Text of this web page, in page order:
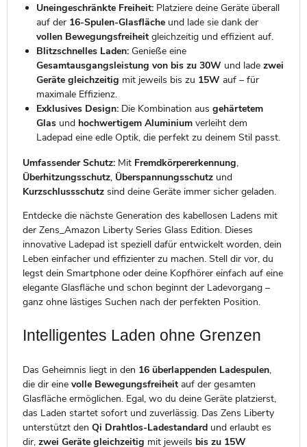
Uneingeschränkte Freiheit:Platziere deine Geräte überall
auf der 16-Spulen-Glasflächeund lade sie dank der
vollen Bewegungsfreiheitgleichzeitig und effizient auf.
Blitzschnelles Laden:Genieße eine
Gesamtausgangsleistung von bis zu 30W und lade zwei
Geräte gleichzeitig mit jeweils bis zu 15W auf – für
maximale Effizienz.
Exklusives Design:Die Kombination aus gehärtetem
Glasund hochwertigem Aluminiumverleiht dem
Ladepad eine edle Optik, die perfekt zu deinem Stil passt.
Umfassender Schutz:Mit Fremdkörpererkennung,
Überhitzungsschutz, Überspannungsschutzund
Kurzschlussschutzsind deine Geräte immer sicher geladen.
Entdecke die nächste Generation des kabellosen Ladens mit
der Zens_Amazon Liberty Series Glass Edition. Dieses
innovative Ladepad ist speziell dafür entwickelt worden, dein
Leben einfacher und effizienter zu machen. Stell dir vor, du
legst dein Smartphone oder deine Kopfhörer einfach auf eine
elegante Glasfläche und schon beginnt der Ladevorgang –
ganz ohne lästiges Suchen nach der perfekten Position.
Intelligentes Laden ohne Grenzen
Das Geheimnis liegt in den 16 überlappenden Ladespulen,
die dir eine volle Bewegungsfreiheitauf der gesamten
Glasfläche ermöglichen. Egal, wo du deine Geräte platzierst,
das Laden startet sofort und zuverlässig. Das Zens Liberty
unterstützt den Qi Drahtlos-Ladestandardund erlaubt es
dir, zwei Geräte gleichzeitig mit jeweils bis zu 15W